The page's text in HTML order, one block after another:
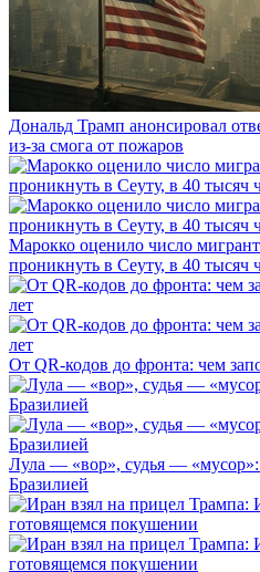
Дональд Трамп анонсировал
из-за смога от пожаров
Марокко оценило число
проникнуть в Сеуту, в 40 тысяч
От QR-кодов до фронта: чем
Лула — «вор», судья —
Бразилией